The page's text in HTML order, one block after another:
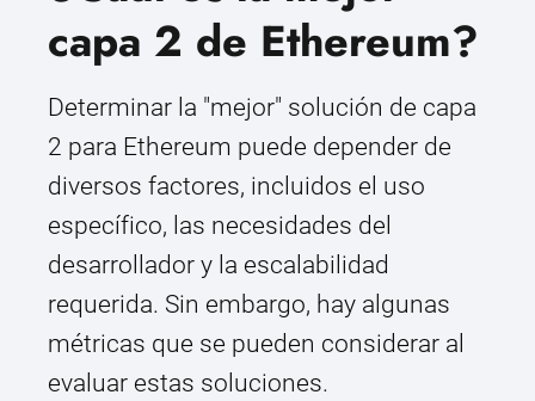
capa 2 de Ethereum?
Determinar la "mejor" solución de capa
2 para Ethereum puede depender de
diversos factores, incluidos el uso
específico, las necesidades del
desarrollador y la escalabilidad
requerida. Sin embargo, hay algunas
métricas que se pueden considerar al
evaluar estas soluciones.